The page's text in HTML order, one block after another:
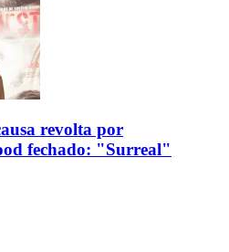
revolta por
fechado: "Surreal"